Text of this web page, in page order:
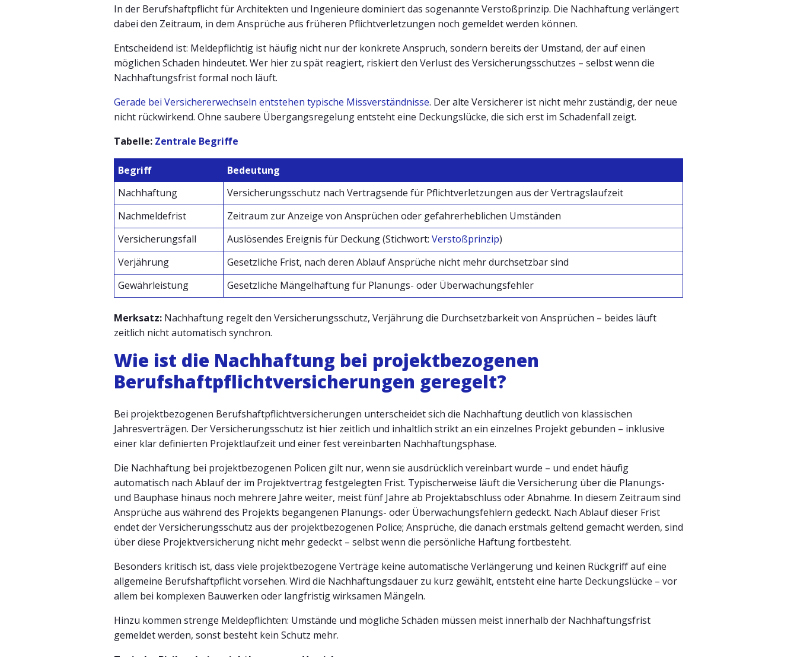
In der Berufshaftpflicht für Architekten und Ingenieure dominiert das sogenannte Verstoßprinzip. Die Nachhaftung verlängert
dabei den Zeitraum, in dem Ansprüche aus früheren Pflichtverletzungen noch gemeldet werden können.
Entscheidend ist: Meldepflichtig ist häufig nicht nur der konkrete Anspruch, sondern bereits der Umstand, der auf einen
möglichen Schaden hindeutet. Wer hier zu spät reagiert, riskiert den Verlust des Versicherungsschutzes – selbst wenn die
Nachhaftungsfrist formal noch läuft.
Gerade bei Versichererwechseln entstehen typische Missverständnisse. Der alte Versicherer ist nicht mehr zuständig, der neue
nicht rückwirkend. Ohne saubere Übergangsregelung entsteht eine Deckungslücke, die sich erst im Schadenfall zeigt.
Tabelle: Zentrale Begriffe
Begriff
Bedeutung
Nachhaftung
Versicherungsschutz nach Vertragsende für Pflichtverletzungen aus der Vertragslaufzeit
Nachmeldefrist
Zeitraum zur Anzeige von Ansprüchen oder gefahrerheblichen Umständen
Versicherungsfall
Auslösendes Ereignis für Deckung (Stichwort: Verstoßprinzip)
Verjährung
Gesetzliche Frist, nach deren Ablauf Ansprüche nicht mehr durchsetzbar sind
Gewährleistung
Gesetzliche Mängelhaftung für Planungs- oder Überwachungsfehler
Merksatz: Nachhaftung regelt den Versicherungsschutz, Verjährung die Durchsetzbarkeit von Ansprüchen – beides läuft
zeitlich nicht automatisch synchron.
Wie ist die Nachhaftung bei projektbezogenen
Berufshaftpflichtversicherungen geregelt?
Bei projektbezogenen Berufshaftpflichtversicherungen unterscheidet sich die Nachhaftung deutlich von klassischen
Jahresverträgen. Der Versicherungsschutz ist hier zeitlich und inhaltlich strikt an ein einzelnes Projekt gebunden – inklusive
einer klar definierten Projektlaufzeit und einer fest vereinbarten Nachhaftungsphase.
Die Nachhaftung bei projektbezogenen Policen gilt nur, wenn sie ausdrücklich vereinbart wurde – und endet häufig
automatisch nach Ablauf der im Projektvertrag festgelegten Frist. Typischerweise läuft die Versicherung über die Planungs-
und Bauphase hinaus noch mehrere Jahre weiter, meist fünf Jahre ab Projektabschluss oder Abnahme. In diesem Zeitraum sind
Ansprüche aus während des Projekts begangenen Planungs- oder Überwachungsfehlern gedeckt. Nach Ablauf dieser Frist
endet der Versicherungsschutz aus der projektbezogenen Police; Ansprüche, die danach erstmals geltend gemacht werden, sind
über diese Projektversicherung nicht mehr gedeckt – selbst wenn die persönliche Haftung fortbesteht.
Besonders kritisch ist, dass viele projektbezogene Verträge keine automatische Verlängerung und keinen Rückgriff auf eine
allgemeine Berufshaftpflicht vorsehen. Wird die Nachhaftungsdauer zu kurz gewählt, entsteht eine harte Deckungslücke – vor
allem bei komplexen Bauwerken oder langfristig wirksamen Mängeln.
Hinzu kommen strenge Meldepflichten: Umstände und mögliche Schäden müssen meist innerhalb der Nachhaftungsfrist
gemeldet werden, sonst besteht kein Schutz mehr.